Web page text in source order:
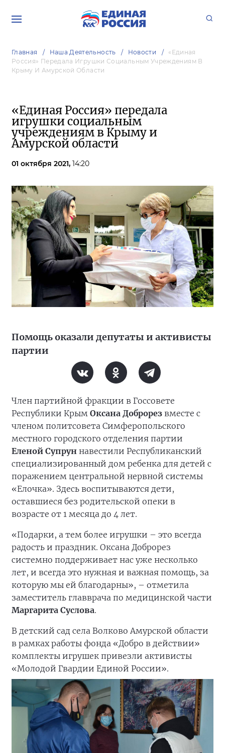
Главная Наша Деятельность Новости
«Единая
Россия» Передала Игрушки Социальным Учреждениям В
Крыму И Амурской Области
«Единая Россия» передала
игрушки социальным
учреждениям в Крыму и
Амурской области
01 октября 2021, 14:20
Помощь оказали депутаты и активисты
партии
Член партийной фракции в Госсовете
Республики Крым Оксана Доброрез вместе с
членом политсовета Симферопольского
местного городского отделения партии
Еленой Супрун навестили Республиканский
специализированный дом ребенка для детей с
поражением центральной нервной системы
«Елочка». Здесь воспитываются дети,
оставшиеся без родительской опеки в
возрасте от 1 месяца до 4 лет.
«Подарки, а тем более игрушки – это всегда
радость и праздник. Оксана Доброрез
системно поддерживает нас уже несколько
лет, и всегда это нужная и важная помощь, за
которую мы ей благодарны», – отметила
заместитель главврача по медицинской части
Маргарита Суслова.
В детский сад села Волково Амурской области
в рамках работы фонда «Добро в действии»
комплекты игрушек привезли активисты
«Молодой Гвардии Единой России».